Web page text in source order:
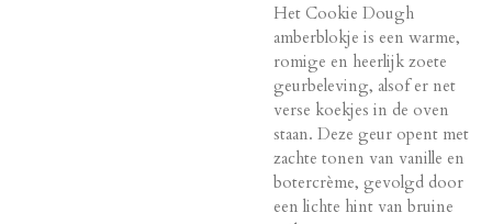
Het Cookie Dough
amberblokje is een warme,
romige en heerlijk zoete
geurbeleving, alsof er net
verse koekjes in de oven
staan. Deze geur opent met
zachte tonen van vanille en
botercrème, gevolgd door
een lichte hint van bruine